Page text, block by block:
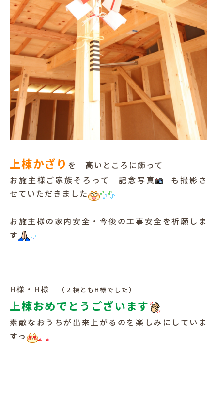
上棟かざり を 高いところに飾って
お施主様ご家族そろって 記念写真
も撮影さ
せていただきました
お施主様の家内安全・今後の工事安全を祈願しま
す
H様・H様 （２棟ともH様でした）
上棟おめでとうございます
素敵なおうちが出来上がるのを楽しみにしていま
すっ